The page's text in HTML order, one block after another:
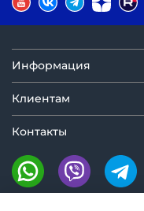
Информация
Клиентам
Контакты